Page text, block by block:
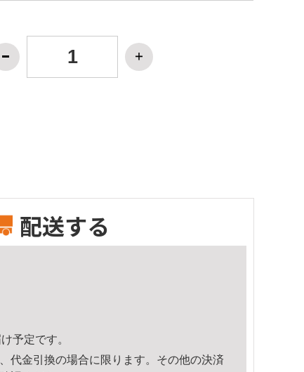
配送する
予定です。
代金引換の場合に限ります。その他の決済